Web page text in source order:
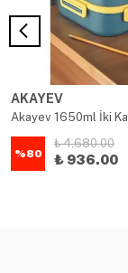
AKAYEV
%80
₺ 4,680.00
₺ 936.00